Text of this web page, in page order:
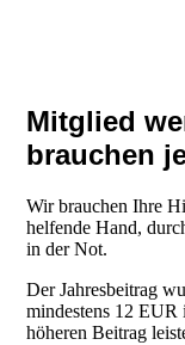
Mitglied
brauchen
Wir brauchen Ihre
helfende Hand,
in der Not.
Der Jahresbeitrag
mindestens 12 EUR
höheren Beitrag